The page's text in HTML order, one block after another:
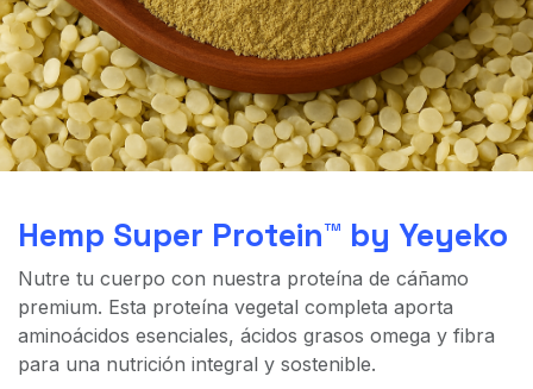
Hemp Super Protein™ by Yeyeko
Nutre tu cuerpo con nuestra proteína de cáñamo
premium. Esta proteína vegetal completa aporta
aminoácidos esenciales, ácidos grasos omega y fibra
para una nutrición integral y sostenible.